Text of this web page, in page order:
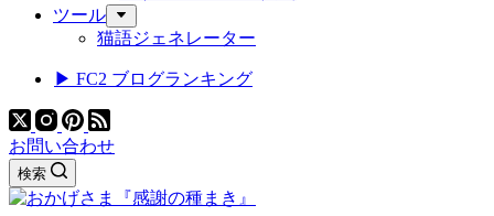
ツール
猫語ジェネレーター
▶ FC2 ブログランキング
お問い合わせ
検索